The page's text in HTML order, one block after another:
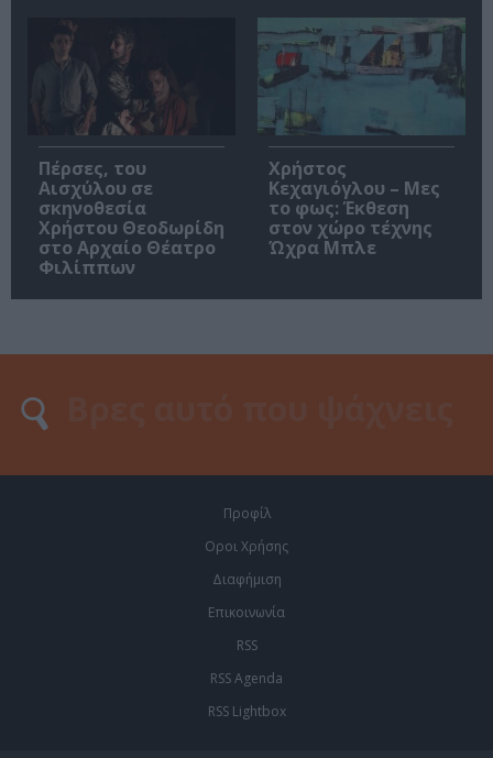
Πέρσες, του
Αισχύλου σε
σκηνοθεσία
Χρήστου Θεοδωρίδη
στο Αρχαίο Θέατρο
Φιλίππων
Χρήστος
Κεχαγιόγλου – Μες
το φως: Έκθεση
στον χώρο τέχνης
Ώχρα Μπλε
Προφίλ
Οροι Χρήσης
Διαφήμιση
Επικοινωνία
RSS
RSS Agenda
RSS Lightbox